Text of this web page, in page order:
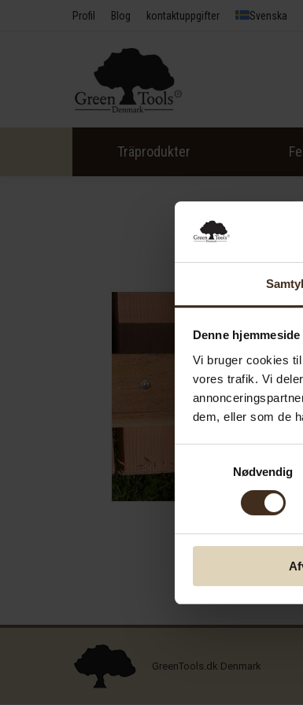
Denne
Vi bruger cookies
vores trafik. Vi
dem, eller som de
Nødvendig
Profil Blog kontaktuppgifter Svenska
Träprodukter
GreenTools.dk Denmark